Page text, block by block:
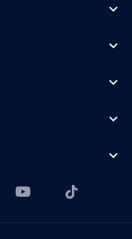
expand_more
expand_more
expand_more
expand_more
expand_more